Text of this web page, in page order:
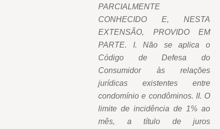
PARCIALMENTE
CONHECIDO E, NESTA
EXTENSÃO, PROVIDO EM
PARTE. I. Não se aplica o
Código de Defesa do
Consumidor às relações
jurídicas existentes entre
condomínio e condôminos. II. O
limite de incidência de 1% ao
mês, a título de juros